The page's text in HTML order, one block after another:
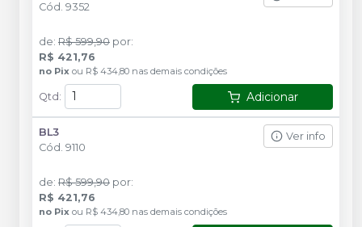
Cód. 9352
de: R$ 599,90 por:
R$ 421,76
no Pix ou R$ 434,80 nas demais condições
Qtd : Adicionar
BL3
Cód. 9110
Ver info
de: R$ 599,90 por:
R$ 421,76
no Pix ou R$ 434,80 nas demais condições